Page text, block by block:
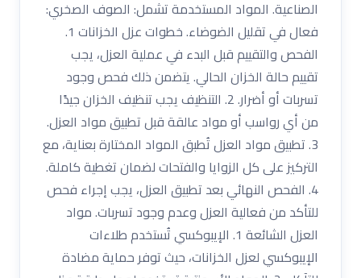
الصناعية. المواد المستخدمة تشمل: الصوف الصخري:
فعال في تقليل الضوضاء. خطوات عزل الخزانات 1.
الفحص والتقييم قبل البدء في عملية العزل، يجب
تقييم حالة الخزان الحالي. يتضمن ذلك فحص وجود
تسربات أو أضرار. 2. التنظيف يجب تنظيف الخزان جيدًا
من أي رواسب أو مواد عالقة قبل تطبيق مواد العزل.
3. تطبيق مواد العزل تُطبق المواد المختارة بعناية، مع
التركيز على كل الزوايا والفتحات لضمان تغطية كاملة.
4. الفحص النهائي بعد تطبيق العزل، يجب إجراء فحص
للتأكد من فعالية العزل وعدم وجود تسربات. مواد
العزل الشائعة 1. الإيبوكسي تُستخدم طلاءات
الإيبوكسي لعزل الخزانات، حيث توفر حماية مضادة